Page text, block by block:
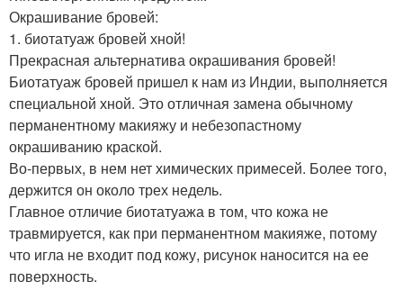
Окрашивание бровей:
1. биотатуаж бровей хной!
Прекрасная альтернатива окрашивания бровей!
Биотатуаж бровей пришел к нам из Индии, выполняется
специальной хной. Это отличная замена обычному
перманентному макияжу и небезопастному
окрашиванию краской.
Во-первых, в нем нет химических примесей. Более того,
держится он около трех недель.
Главное отличие биотатуажа в том, что кожа не
травмируется, как при перманентном макияже, потому
что игла не входит под кожу, рисунок наносится на ее
поверхность.